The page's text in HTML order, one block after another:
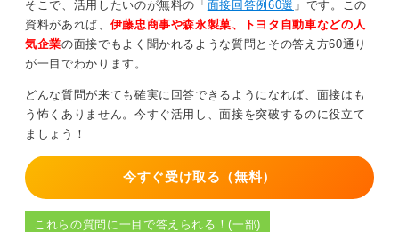
短所を正直に伝えつつ、自己改善意欲と成果を示すバラ
ンスの取れたアピールになります。
0
そこで、活用したいのが無料の「 面接回答例60選 」です。この
資料があれば、 伊藤忠商事や森永製菓、トヨタ自動車などの人
気企業の面接でもよく聞かれるような質問とその答え方60通り
が一目でわかります。
どんな質問が来ても確実に回答できるようになれば、面接はも
う怖くありません。今すぐ活用し、面接を突破するのに役立て
ましょう！
今すぐ受け取る（無料）
これらの質問に一目で答えられる！(一部)